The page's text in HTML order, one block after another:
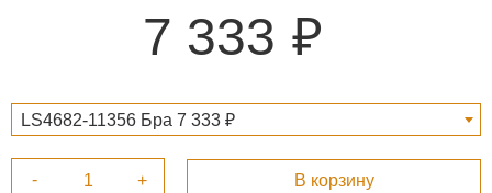
7 333
LS4682-11356 Бра 7 333 ₽